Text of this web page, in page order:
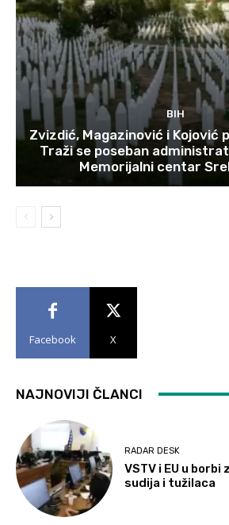
BIH
Zvizdić, Magazinović i Kojović
Traži se poseban
Memorijalni centar
Facebook X
NAJNOVIJI ČLANCI
RADAR DESK
VSTV i EU u
sudija i tužilaca